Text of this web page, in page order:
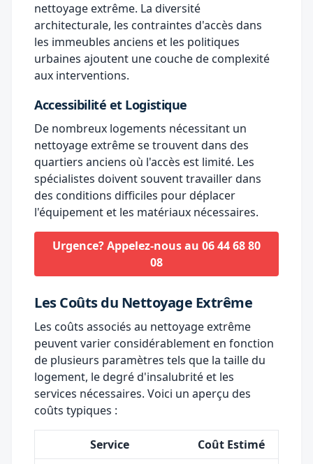
nettoyage extrême. La diversité
architecturale, les contraintes d'accès dans
les immeubles anciens et les politiques
urbaines ajoutent une couche de complexité
aux interventions.
Accessibilité et Logistique
De nombreux logements nécessitant un
nettoyage extrême se trouvent dans des
quartiers anciens où l'accès est limité. Les
spécialistes doivent souvent travailler dans
des conditions difficiles pour déplacer
l'équipement et les matériaux nécessaires.
Urgence? Appelez-nous au 06 44 68 80
08
Les Coûts du Nettoyage Extrême
Les coûts associés au nettoyage extrême
peuvent varier considérablement en fonction
de plusieurs paramètres tels que la taille du
logement, le degré d'insalubrité et les
services nécessaires. Voici un aperçu des
coûts typiques :
Service
Coût Estimé